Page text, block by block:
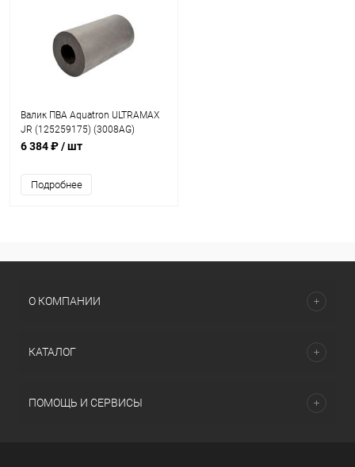
Валик ПВА Aquatron ULTRAMAX
JR (125259175) (3008AG)
6 384 ₽/ шт
Подробнее
О КОМПАНИИ
КАТАЛОГ
ПОМОЩЬ И СЕРВИСЫ